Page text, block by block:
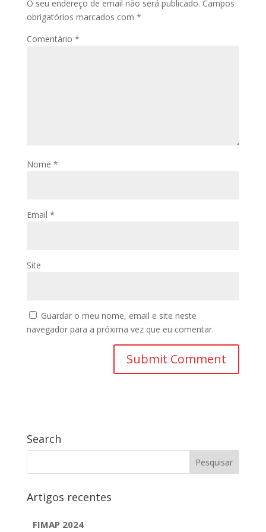
O seu endereço de email não será publicado. Campos
obrigatórios marcados com *
Comentário *
Nome *
Email *
Site
Guardar o meu nome, email e site neste
navegador para a próxima vez que eu comentar.
Search
Artigos recentes
FIMAP 2024